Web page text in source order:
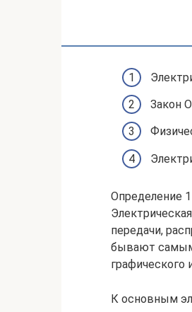
Закон
Определение 1
передачи,
бывают
К основным